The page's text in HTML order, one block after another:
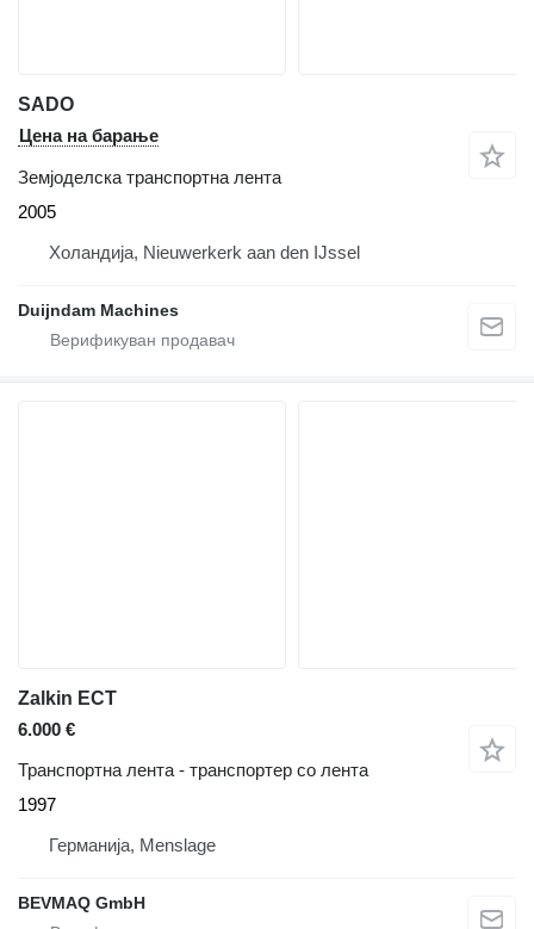
SADO
Цена на барање
Земјоделска транспортна лента
2005
Холандија, Nieuwerkerk aan den IJssel
Duijndam Machines
Zalkin ECT
6.000 €
Транспортна лента - транспортер со лента
1997
Германија, Menslage
BEVMAQ GmbH